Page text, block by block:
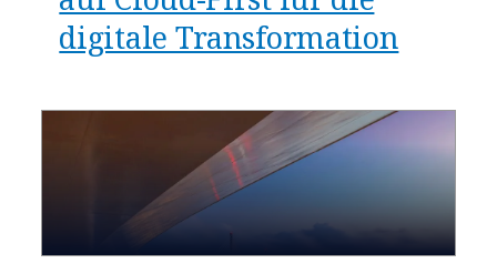
digitale Transformation